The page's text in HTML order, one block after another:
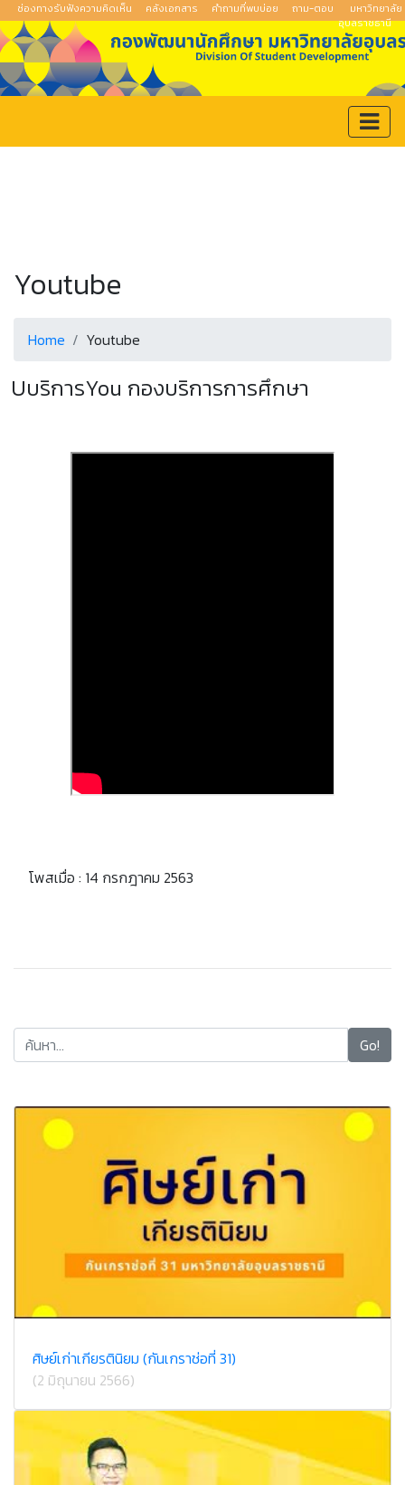
ช่องทางรับฟังความคิดเห็น คลังเอกสาร คำถามที่พบบ่อย ถาม-ตอบ
มหาวิทยาลัย
อุบลราชธานี
Youtube
Home Youtube
U​บริการ​You กองบริการ​การศึกษา
โพสเมื่อ : 14 กรกฎาคม 2563
Go!
ศิษย์เก่าเกียรตินิยม (กันเกราช่อที่ 31)
(2 มิถุนายน 2566)